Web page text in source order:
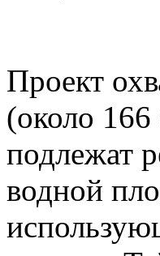
Проект
(около
подлежат
водной